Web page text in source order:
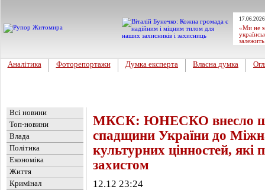
«Ми не
Аналітика Фоторепортажи Думка експерта Власна думка
Всі новини
Топ-новини
Влада
Політика
Економіка
Життя
Кримінал
МКСК: ЮНЕСКО внесло ще
спадщини України до
культурних цінностей, які
захистом
12.12 23:24